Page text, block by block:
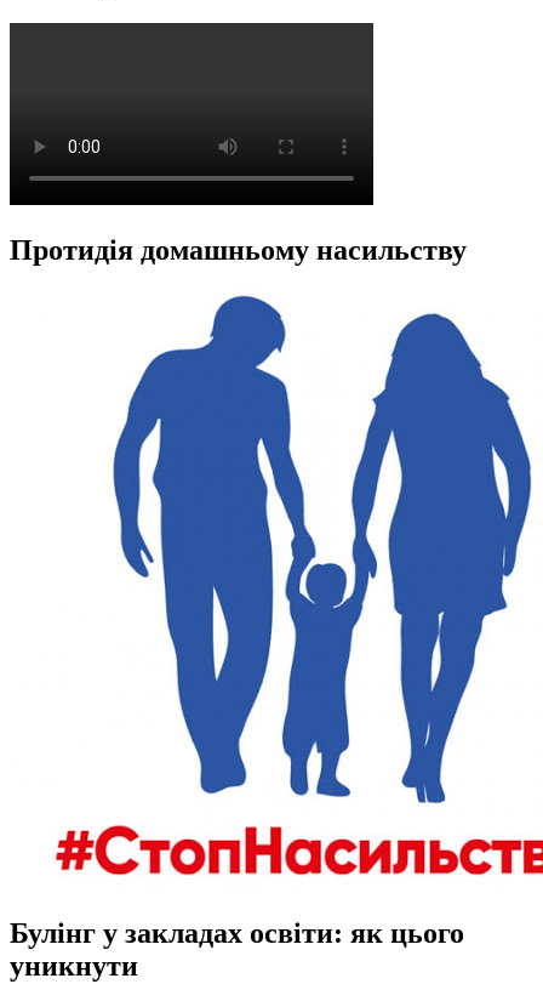
Протидія домашньому насильству
Булінг у закладах освіти: як цього
уникнути